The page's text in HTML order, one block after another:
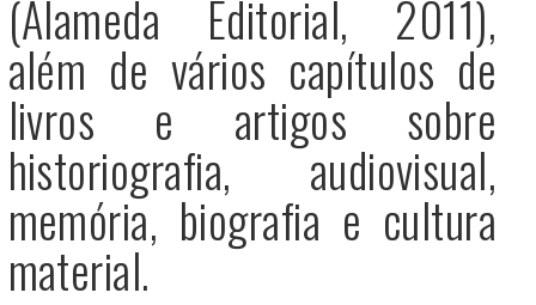
(Alameda Editorial, 2011),
além de vários capítulos de
livros e artigos sobre
historiografia, audiovisual,
memória, biografia e cultura
material.